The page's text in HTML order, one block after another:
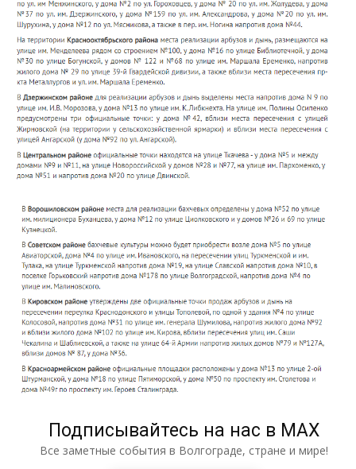
Подписывайтесь на нас в МАХ
Все заметные события в Волгограде, стране и мире!